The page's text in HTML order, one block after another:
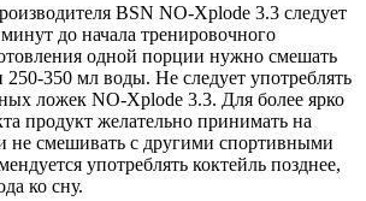
BSN NO-Xplode 3.3 следует
до начала тренировочного
одной порции нужно смешать
350 мл воды. Не следует употреблять
ложек NO-Xplode 3.3. Для более ярко
продукт желательно принимать на
не смешивать с другими спортивными
употреблять коктейль позднее,
ко сну.